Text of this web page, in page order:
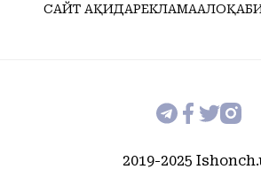
САЙТ ҲАҚИДАРЕКЛАМААЛОҚА
2019-2025